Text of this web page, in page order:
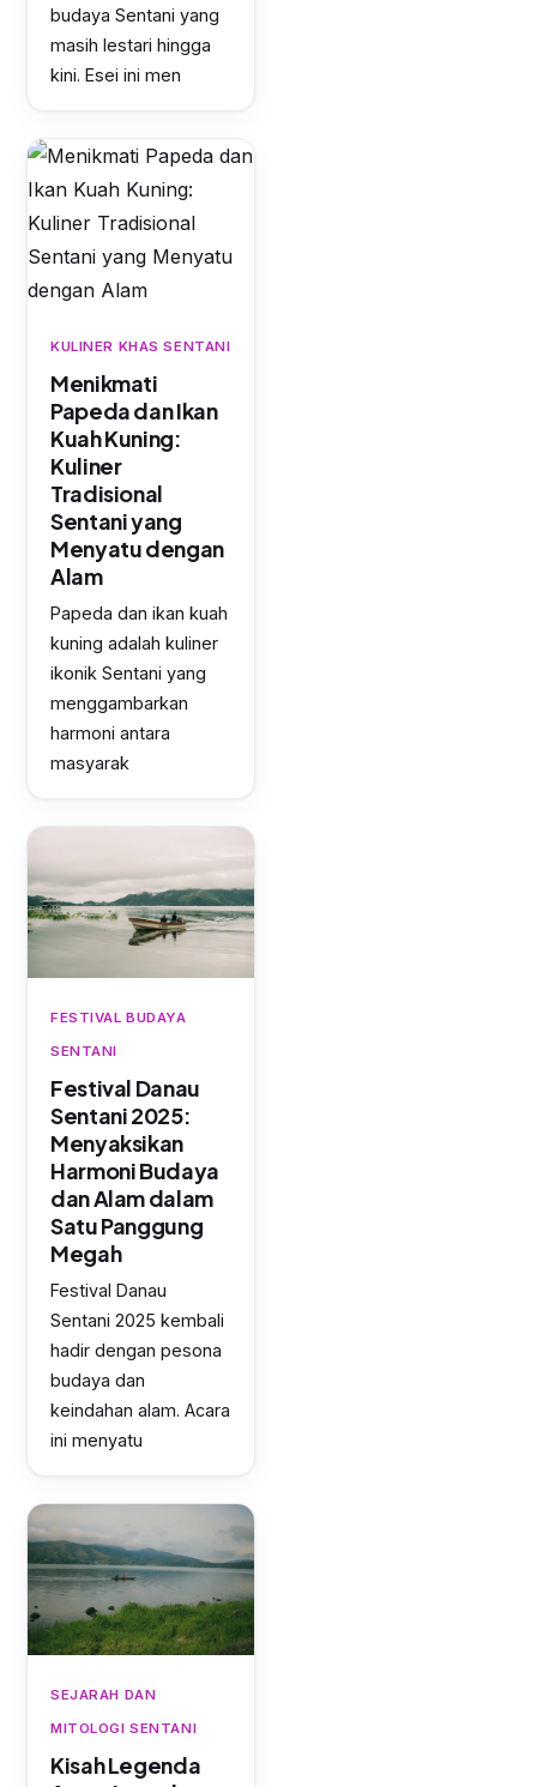
budaya Sentani yang
masih lestari hingga
kini. Esei ini men
KULINER KHAS SENTANI
Menikmati
Papeda dan Ikan
Kuah Kuning:
Kuliner
Tradisional
Sentani yang
Menyatu dengan
Alam
Papeda dan ikan kuah
kuning adalah kuliner
ikonik Sentani yang
menggambarkan
harmoni antara
masyarak
FESTIVAL BUDAYA
SENTANI
Festival Danau
Sentani 2025:
Menyaksikan
Harmoni Budaya
dan Alam dalam
Satu Panggung
Megah
Festival Danau
Sentani 2025 kembali
hadir dengan pesona
budaya dan
keindahan alam. Acara
ini menyatu
SEJARAH DAN
MITOLOGI SENTANI
Kisah Legenda